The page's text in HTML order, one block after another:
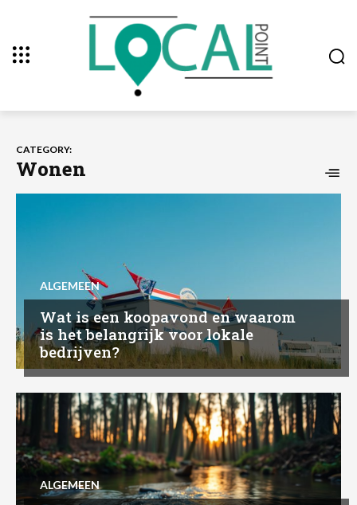
CATEGORY:
Wonen
ALGEMEEN
Wat is een koopavond en waarom
is het belangrijk voor lokale
bedrijven?
ALGEMEEN